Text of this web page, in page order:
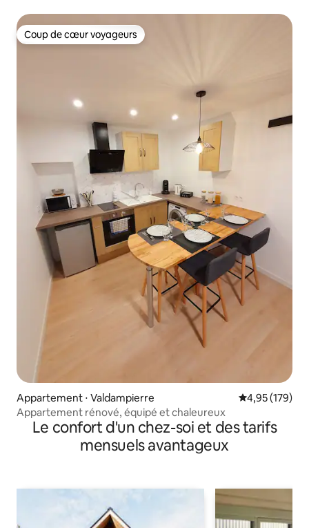
Coup de cœur voyageurs
Coup de cœur voyageurs
Appartement ⋅ Valdampierre Évaluation
4,95 (179)
Appartement rénové, équipé et chaleureux
Le confort d'un chez-soi et des tarifs
mensuels avantageux